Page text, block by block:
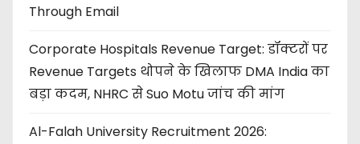
Through Email
Corporate Hospitals Revenue Target: डॉक्टरों पर
Revenue Targets थोपने के खिलाफ DMA India का
बड़ा कदम, NHRC से Suo Motu जांच की मांग
Al-Falah University Recruitment 2026: